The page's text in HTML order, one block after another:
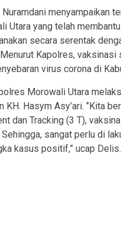
menyampaikan
Utara yang telah
secara serentak
Kapolres,
virus corona di
Morowali Utara
Hasym Asy’ari. ‘’Kita
dan Tracking (3 T),
sangat perlu di
kasus positif,” ucap Delis.